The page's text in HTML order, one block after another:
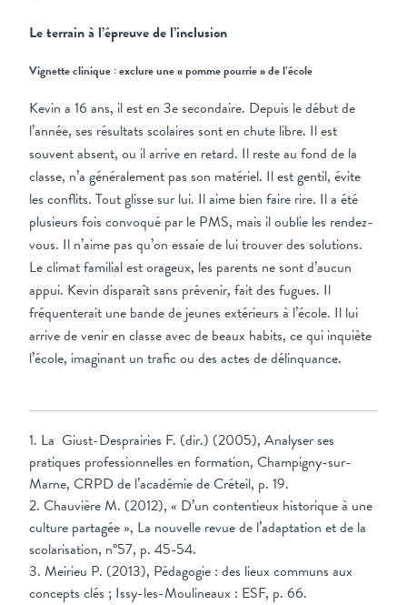
Le terrain à l’épreuve de l’inclusion
Vignette clinique : exclure une « pomme pourrie » de l’école
Kevin a 16 ans, il est en 3e secondaire. Depuis le début de
l’année, ses résultats scolaires sont en chute libre. Il est
souvent absent, ou il arrive en retard. Il reste au fond de la
classe, n’a généralement pas son matériel. Il est gentil, évite
les conflits. Tout glisse sur lui. Il aime bien faire rire. Il a été
plusieurs fois convoqué par le PMS, mais il oublie les rendez-
vous. Il n’aime pas qu’on essaie de lui trouver des solutions.
Le climat familial est orageux, les parents ne sont d’aucun
appui. Kevin disparaît sans prévenir, fait des fugues. Il
fréquenterait une bande de jeunes extérieurs à l’école. Il lui
arrive de venir en classe avec de beaux habits, ce qui inquiète
l’école, imaginant un trafic ou des actes de délinquance.
1. La Giust-Desprairies F. (dir.) (2005), Analyser ses
pratiques professionnelles en formation, Champigny-sur-
Marne, CRPD de l’académie de Créteil, p. 19.
2. Chauvière M. (2012), « D’un contentieux historique à une
culture partagée », La nouvelle revue de l’adaptation et de la
scolarisation, n°57, p. 45-54.
3. Meirieu P. (2013), Pédagogie : des lieux communs aux
concepts clés ; Issy-les-Moulineaux : ESF, p. 66.